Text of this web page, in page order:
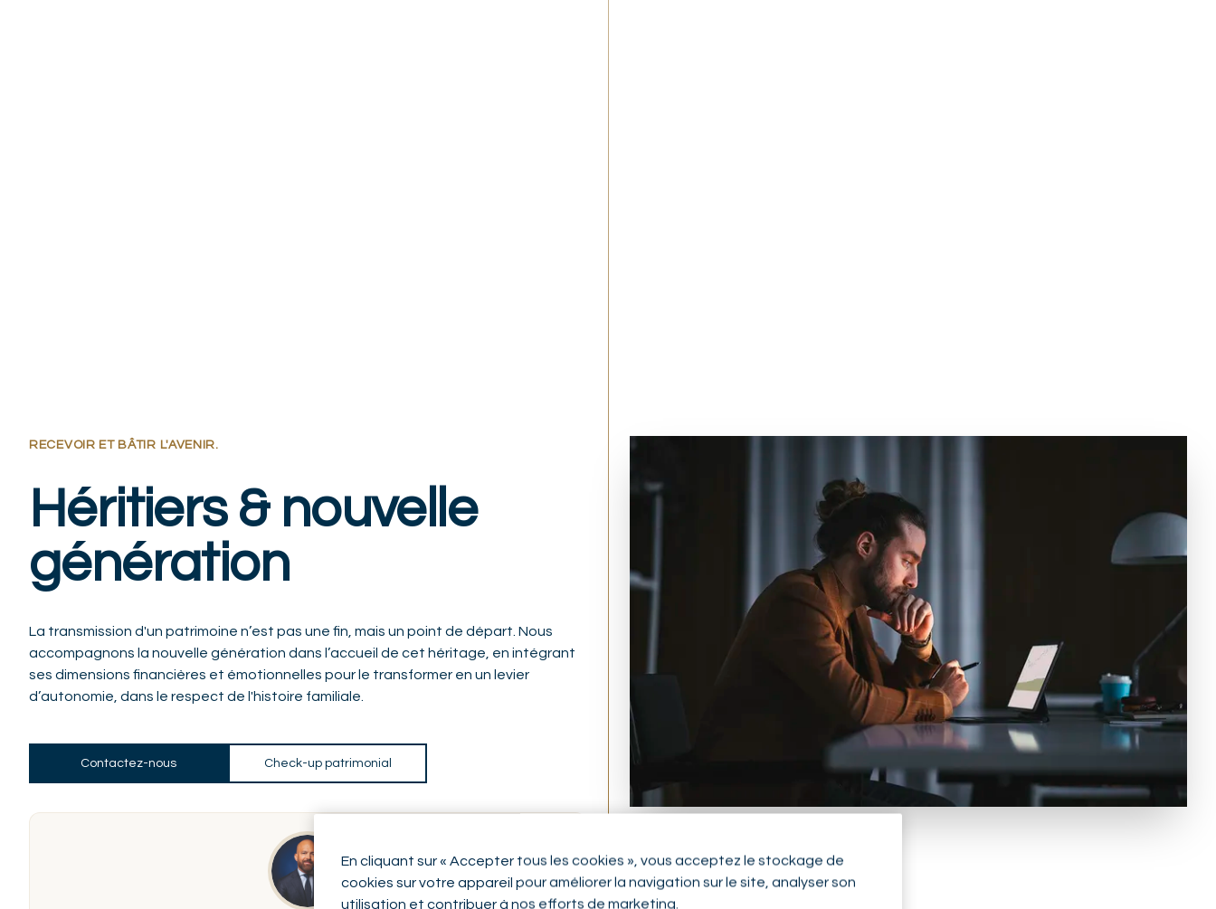
RECEVOIR ET BÂTIR L'AVENIR.
Héritiers & nouvelle
génération
La transmission d'un patrimoine n’est pas une fin, mais un point de départ. Nous
accompagnons la nouvelle génération dans l’accueil de cet héritage, en intégrant
ses dimensions financières et émotionnelles pour le transformer en un levier
d’autonomie, dans le respect de l'histoire familiale.
Contactez-nous Check-up patrimonial
En cliquant sur « Accepter tous les cookies », vous acceptez le stockage de
cookies sur votre appareil pour améliorer la navigation sur le site, analyser son
utilisation et contribuer à nos efforts de marketing.